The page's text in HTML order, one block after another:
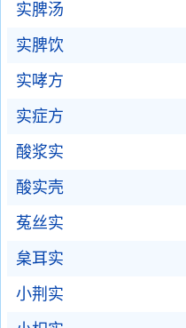
实脾汤
实脾饮
实哮方
实症方
酸浆实
酸实壳
菟丝实
枲耳实
小荆实